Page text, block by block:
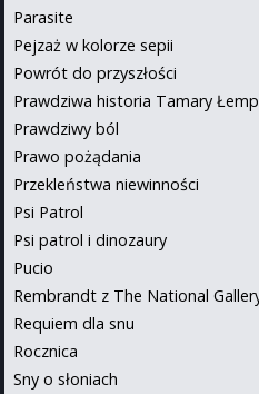
Parasite
Pejzaż w kolorze sepii
Powrót do przyszłości
Prawdziwa historia Tamary
Prawdziwy ból
Prawo pożądania
Przekleństwa niewinności
Psi Patrol
Psi patrol i dinozaury
Pucio
Rembrandt z The National
Requiem dla snu
Rocznica
Sny o słoniach